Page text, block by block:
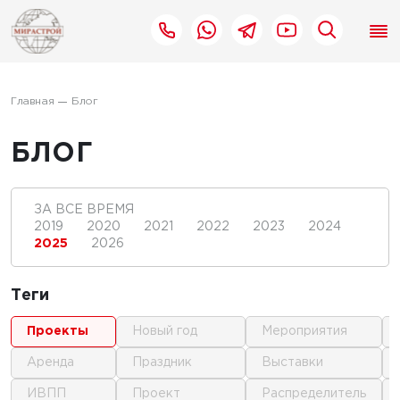
Главная Блог
БЛОГ
ЗА ВСЕ ВРЕМЯ
2019
2020 2021 2022 2023
2024
2025
2026
Теги
проекты
аренда
ИВПП
новый год
праздник
проект
мероприятия
выставки
распределитель